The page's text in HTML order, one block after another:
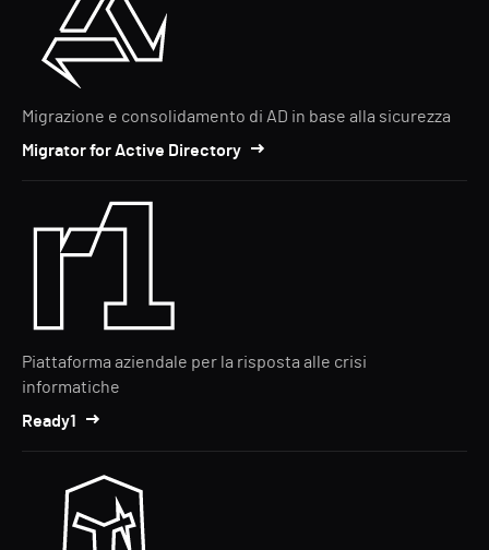
Migrazione e consolidamento di AD in base alla sicurezza
Migrator for Active Directory
Piattaforma aziendale per la risposta alle crisi
informatiche
Ready1